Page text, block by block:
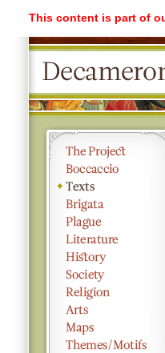
This content is part of